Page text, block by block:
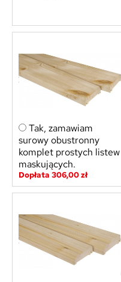
Tak, zamawiam
surowy obustronny
komplet prostych listew
maskujących.
Dopłata 306,00 zł